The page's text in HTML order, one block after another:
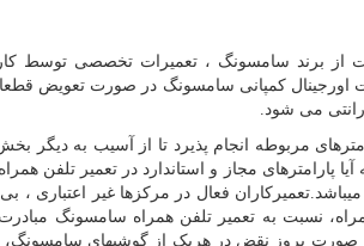
از برند سامسونگ ، تعمیرات تخصصی توسط
اورجینال کمپانی سامسونگ در صورت تعویض
می شود.
مربوطه انجام پذیرد تا از آسیب به دیگر
پارامترهای مجاز و استاندارد در تعمیر تلفن
فعال در مرکزها غیر اعتباری ،
نسبت به تعمیر تلفن همراه سامسونگ
صورت بروز نقض در هریک از گوشیهای سامسونگ،